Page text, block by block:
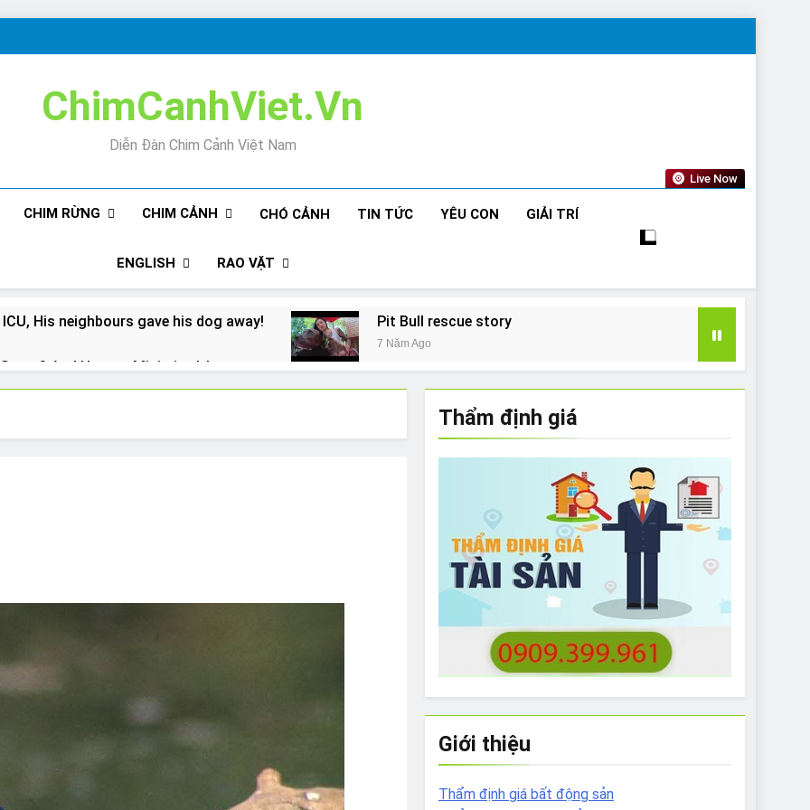
ChimCanhViet.Vn
Diễn Đàn Chim Cảnh Việt Nam
Live Now
CHIM RỪNG CHIM CẢNH CHÓ CẢNH TIN TỨC YÊU CON GIẢI TRÍ
ENGLISH RAO VẶT
His neighbours gave his dog away! Pit Bull rescue story
7 Năm Ago
And How to Minimize It!
Not as much as you think and here’s why!
The Ultimate Guide to What Bulldogs Can (and can’t) Eat
And How to Train Them! How Often Do I Need to Groom My Bulldog
Thẩm định giá
Giới thiệu
Thẩm định giá bất động sản